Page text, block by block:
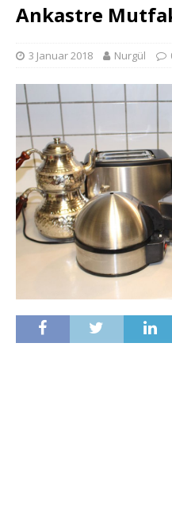
Ankastre
3 Januar 2018 Nurgül